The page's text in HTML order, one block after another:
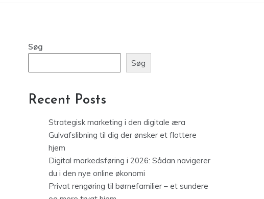
Søg
Søg
Recent Posts
Strategisk marketing i den digitale æra
Gulvafslibning til dig der ønsker et flottere
hjem
Digital markedsføring i 2026: Sådan navigerer
du i den nye online økonomi
Privat rengøring til børnefamilier – et sundere